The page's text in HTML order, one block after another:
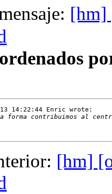
[hm]
14:22:44 Enric wrote:
[hm]